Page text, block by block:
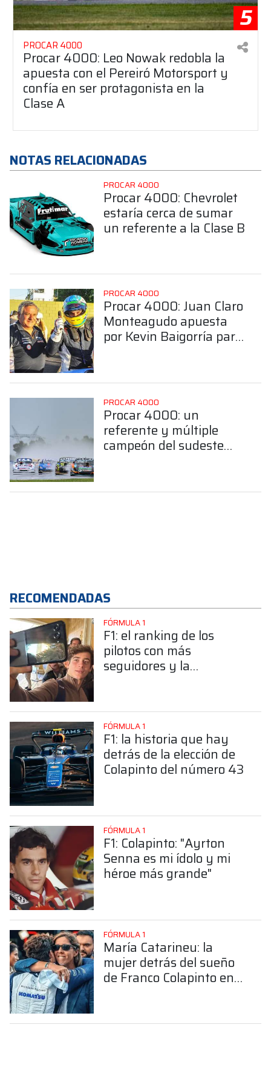
5
PROCAR 4000
Procar 4000: Leo Nowak redobla la
apuesta con el Pereiró Motorsport y
confía en ser protagonista en la
Clase A
NOTAS RELACIONADAS
PROCAR 4000
Procar 4000: Chevrolet
estaría cerca de sumar
un referente a la Clase B
PROCAR 4000
Procar 4000: Juan Claro
Monteagudo apuesta
por Kevin Baigorría para
PROCAR 4000
Procar 4000: un
referente y múltiple
campeón del sudeste
RECOMENDADAS
FÓRMULA 1
F1: el ranking de los
pilotos con más
seguidores y la
FÓRMULA 1
F1: la historia que hay
detrás de la elección de
Colapinto del número 43
FÓRMULA 1
F1: Colapinto: "Ayrton
Senna es mi ídolo y mi
héroe más grande"
FÓRMULA 1
María Catarineu: la
mujer detrás del sueño
de Franco Colapinto en